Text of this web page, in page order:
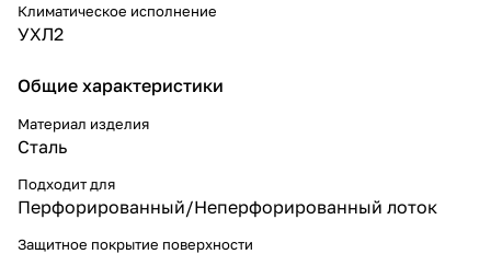
перфорированных и глухих
лотков. В комплект входит
Климатическое исполнение
УХЛ2
Общие характеристики
Материал изделия
Сталь
Подходит для
Перфорированный/Неперфорированный лоток
Защитное покрытие поверхности